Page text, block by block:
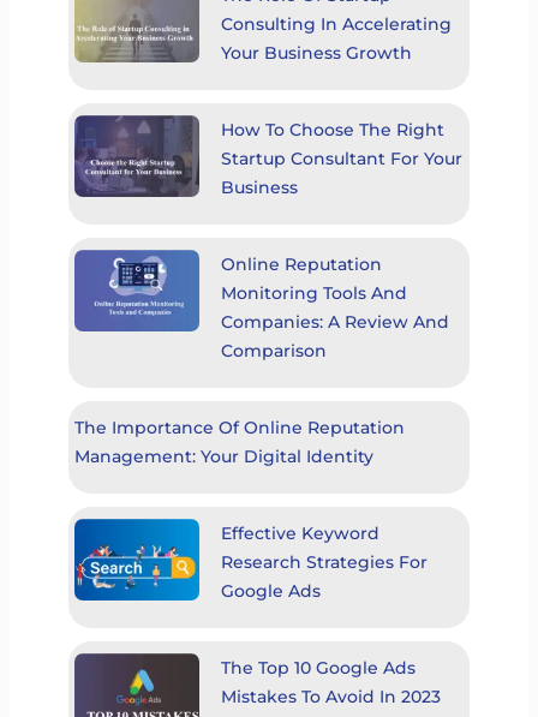
Consulting In Accelerating
Your Business Growth
How To Choose The Right
Startup Consultant For Your
Business
Online Reputation
Monitoring Tools And
Companies: A Review And
Comparison
The Importance Of Online Reputation
Management: Your Digital Identity
Effective Keyword
Research Strategies For
Google Ads
The Top 10 Google Ads
Mistakes To Avoid In 2023